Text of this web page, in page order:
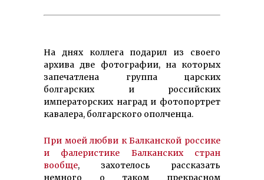
На днях коллега подарил из своего
архива две фотографии, на которых
запечатлена группа царских
болгарских и российских
императорских наград и фотопортрет
кавалера, болгарского ополченца.
При моей любви к Балканской россике
и фалеристике Балканских стран
вообще, захотелось рассказать
немного о таком прекрасном